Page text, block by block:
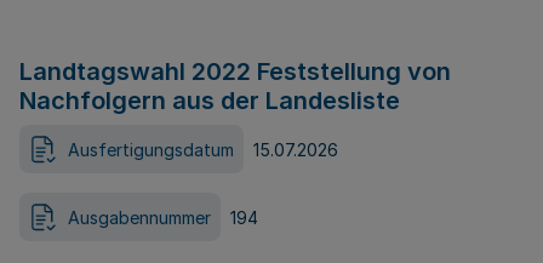
Landtagswahl 2022 Feststellung von
Nachfolgern aus der Landesliste
Ausfertigungsdatum 15.07.2026
Ausgabennummer 194